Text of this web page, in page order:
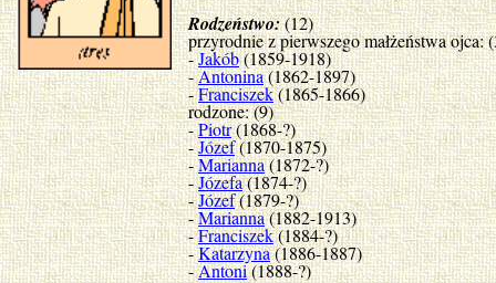
Rodzeństwo:(12)
przyrodnie z pierwszego małżeństwa ojca:
-Jakób(1859-1918)
-Antonina(1862-1897)
-Franciszek(1865-1866)
rodzone: (9)
-Piotr(1868-?)
-Józef(1870-1875)
-Marianna(1872-?)
-Józefa(1874-?)
-Józef(1879-?)
-Marianna(1882-1913)
-Franciszek(1884-?)
-Katarzyna(1886-1887)
-Antoni(1888-?)